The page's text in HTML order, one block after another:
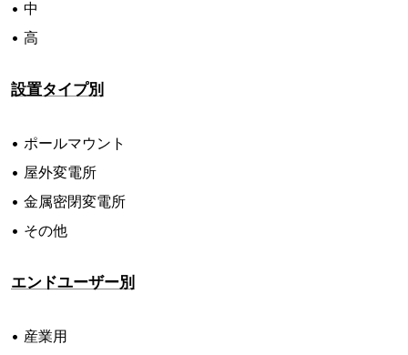
• 中
• 高
設置タイプ別
• ポールマウント
• 屋外変電所
• 金属密閉変電所
• その他
エンドユーザー別
• 産業用